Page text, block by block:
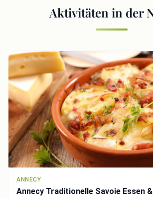
Aktivitäten in der
ANNECY
Annecy Traditionelle Savoie Essen